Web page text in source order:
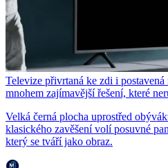
Televize přivrtaná ke zdi i
mnohem zajímavější řešení, které
Velká černá plocha uprostřed
klasického zavěšení volí posuvné
který se tváří jako obraz.